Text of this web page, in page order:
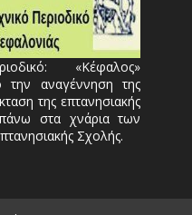
«Κέφαλος»
την αναγέννηση της
της επτανησιακής
πάνω στα χνάρια των
Σχολής.